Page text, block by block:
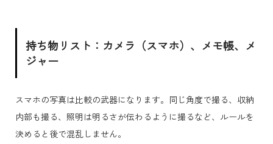
持ち物リスト：カメラ（スマホ）、メモ帳、メ
ジャー
スマホの写真は比較の武器になります。同じ角度で撮る、収納
内部も撮る、照明は明るさが伝わるように撮るなど、ルールを
決めると後で混乱しません。